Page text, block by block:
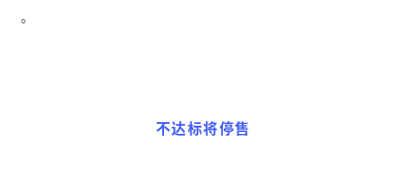
。
不达标将停售